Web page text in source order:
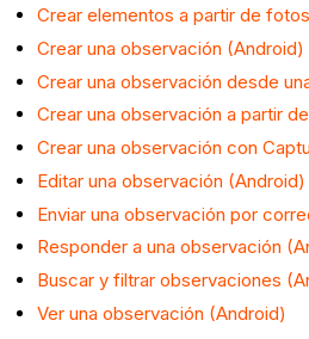
Crear elementos a partir de
Crear una observación (Android)
Crear una observación desde
Crear una observación a partir
Crear una observación con
Editar una observación (Android)
Enviar una observación por
Responder a una observación
Buscar y filtrar observaciones
Ver una observación (Android)